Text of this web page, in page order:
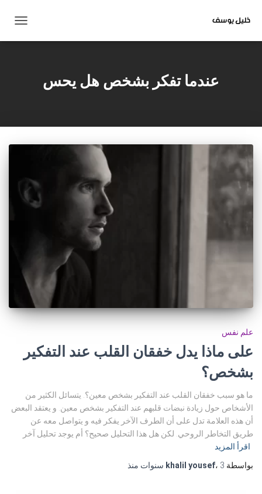
التنقل
عندما تفكر بشخص هل يحس
علم نفس
على ماذا يدل خفقان القلب عند التفكير
بشخص؟
ما هو سبب خفقان القلب عند التفكير بشخص معين؟. يتسائل الكثير من
الأشخاص حول زيادة نبضات قلبهم عند التفكير بشخص معين. و يعتقد البعض
أن هذه العلامة تدل على أن الطرف الآخر يفكر فيه و يتواصل معه عن
طريق التخاطر الروحي. لكن هل هذا التحليل صحيح؟ أم يوجد تحليل آخر
اقرأ المزيد
بواسطة
khalil yousef، 3 سنوات منذ